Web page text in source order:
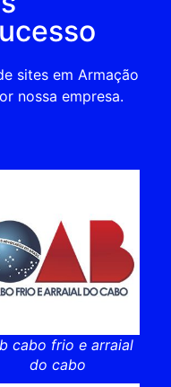
sites em Armação
nossa empresa.
cabo frio e arraial
do cabo